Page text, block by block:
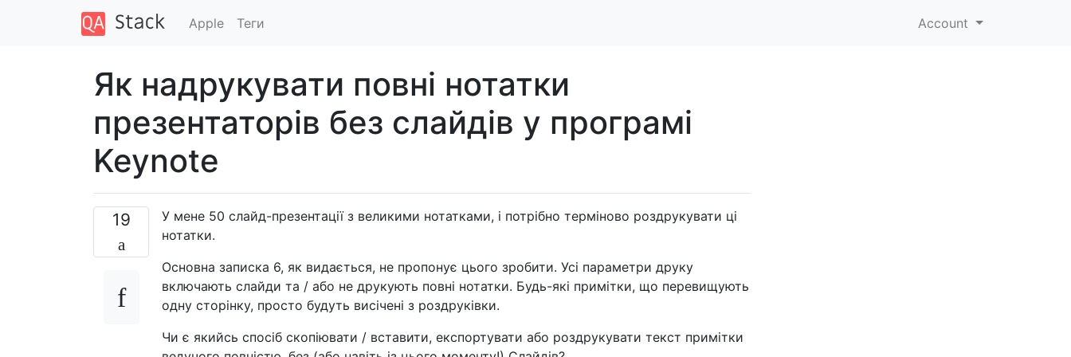
Apple Теги Account
Як надрукувати повні нотатки
презентаторів без слайдів у програмі
Keynote
19
У мене 50 слайд-презентації з великими нотатками, і потрібно терміново роздрукувати ці
нотатки.
Основна записка 6, як видається, не пропонує цього зробити. Усі параметри друку
включають слайди та / або не друкують повні нотатки. Будь-які примітки, що перевищують
одну сторінку, просто будуть висічені з роздруківки.
Чи є якийсь спосіб скопіювати / вставити, експортувати або роздрукувати текст примітки